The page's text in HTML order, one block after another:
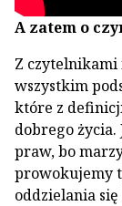
A zatem o
Z czytelnikami
wszystkim
które z
dobrego życia.
praw, bo
prowokujemy
oddzielania